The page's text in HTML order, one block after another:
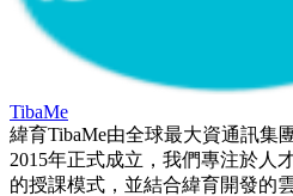
TibaMe
緯育TibaMe由全球最大資通訊集
2015年正式成立，我們專注於人
的授課模式，並結合緯育開發的